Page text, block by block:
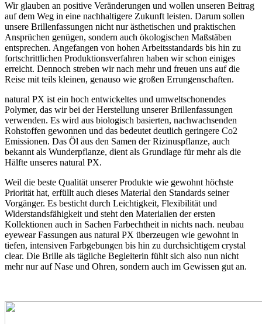
Wir glauben an positive Veränderungen und wollen unseren Beitrag
auf dem Weg in eine nachhaltigere Zukunft leisten. Darum sollen
unsere Brillenfassungen nicht nur ästhetischen und praktischen
Ansprüchen genügen, sondern auch ökologischen Maßstäben
entsprechen. Angefangen von hohen Arbeitsstandards bis hin zu
fortschrittlichen Produktionsverfahren haben wir schon einiges
erreicht. Dennoch streben wir nach mehr und freuen uns auf die
Reise mit teils kleinen, genauso wie großen Errungenschaften.
natural PX ist ein hoch entwickeltes und umweltschonendes
Polymer, das wir bei der Herstellung unserer Brillenfassungen
verwenden. Es wird aus biologisch basierten, nachwachsenden
Rohstoffen gewonnen und das bedeutet deutlich geringere Co2
Emissionen. Das Öl aus den Samen der Rizinuspflanze, auch
bekannt als Wunderpflanze, dient als Grundlage für mehr als die
Hälfte unseres natural PX.
Weil die beste Qualität unserer Produkte wie gewohnt höchste
Priorität hat, erfüllt auch dieses Material den Standards seiner
Vorgänger. Es besticht durch Leichtigkeit, Flexibilität und
Widerstandsfähigkeit und steht den Materialien der ersten
Kollektionen auch in Sachen Farbechtheit in nichts nach. neubau
eyewear Fassungen aus natural PX überzeugen wie gewohnt in
tiefen, intensiven Farbgebungen bis hin zu durchsichtigem crystal
clear. Die Brille als tägliche Begleiterin fühlt sich also nun nicht
mehr nur auf Nase und Ohren, sondern auch im Gewissen gut an.